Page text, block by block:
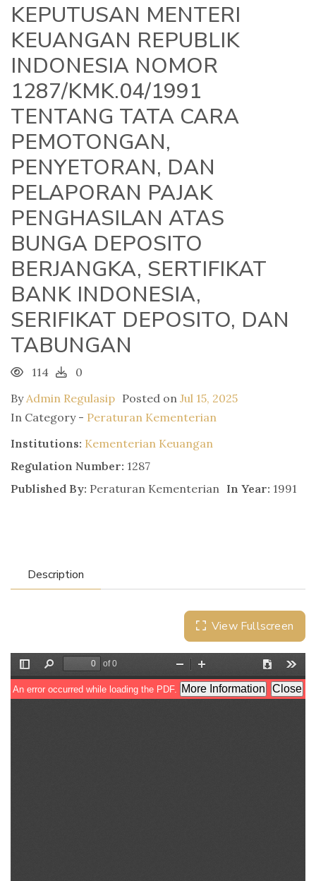
KEPUTUSAN MENTERI
KEUANGAN REPUBLIK
INDONESIA NOMOR
1287/KMK.04/1991
TENTANG TATA CARA
PEMOTONGAN,
PENYETORAN, DAN
PELAPORAN PAJAK
PENGHASILAN ATAS
BUNGA DEPOSITO
BERJANGKA, SERTIFIKAT
BANK INDONESIA,
SERIFIKAT DEPOSITO, DAN
TABUNGAN
114
0
ByAdmin Regulasip Posted on Jul 15, 2025
In Category - Peraturan Kementerian
Institutions: Kementerian Keuangan
Regulation Number: 1287
Published By: Peraturan Kementerian In Year: 1991
Description
View Fullscreen